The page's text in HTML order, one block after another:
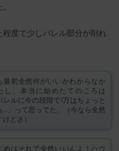
程度で少しバレル部分が削れ
最初全然何がいいかわからなか
し、本当に始めたてのころは
レルに今の段階で1万はちょっと
…」って思ってた。（今なら全然
けどさ）
めはそれで全然いいんよ！ハウ